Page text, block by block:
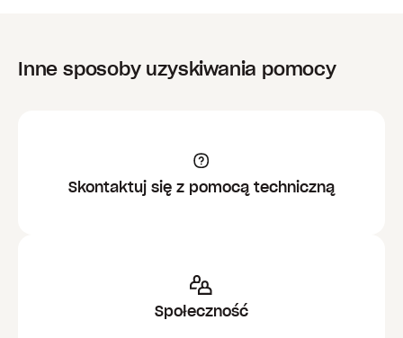
Inne sposoby uzyskiwania pomocy
Skontaktuj się z pomocą techniczną
Społeczność